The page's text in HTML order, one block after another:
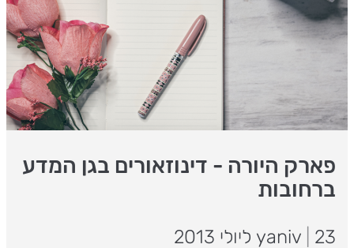
פארק היורה - דינוזאורים בגן המדע
ברחובות
yaniv 23 ליולי 2013